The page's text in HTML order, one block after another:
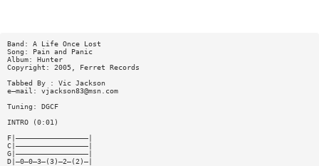
Band: A Life Once Lost
Song: Pain and Panic
Album: Hunter
Copyright: 2005, Ferret Records
Tabbed By : Vic Jackson
e—mail: vjackson83@msn.com
Tuning: DGCF
INTRO (0:01)
F|—————————————————|
C|—————————————————|
G|—————————————————|
D|—0—0—3—(3)—2—(2)—|